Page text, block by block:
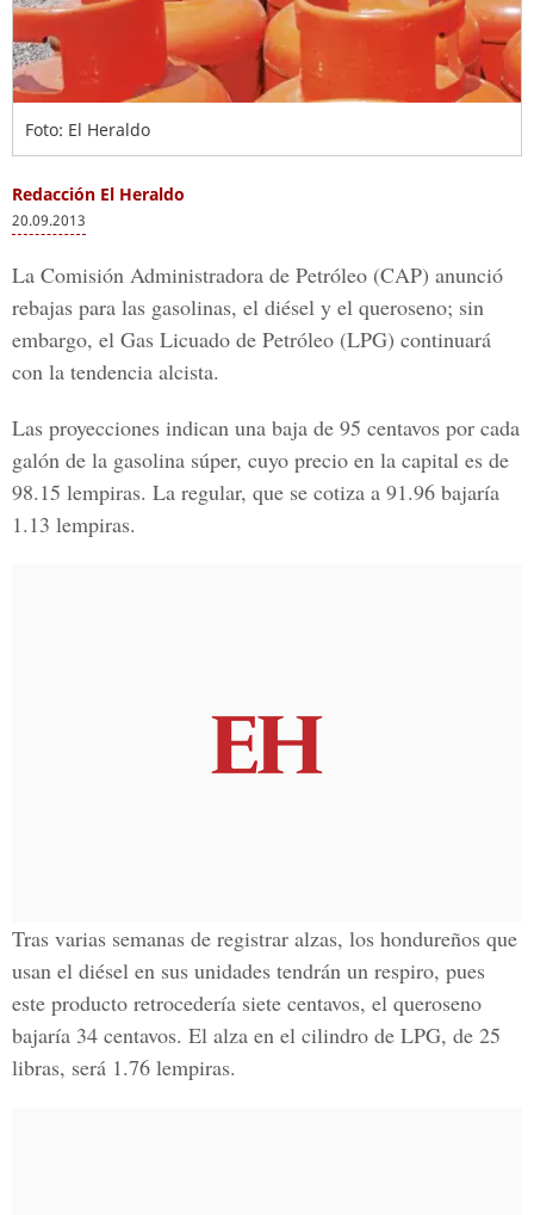
Foto: El Heraldo
Redacción El Heraldo
20.09.2013
La Comisión Administradora de Petróleo (CAP) anunció
rebajas para las gasolinas, el diésel y el queroseno; sin
embargo, el Gas Licuado de Petróleo (LPG) continuará
con la tendencia alcista.
Las proyecciones indican una baja de 95 centavos por cada
galón de la gasolina súper, cuyo precio en la capital es de
98.15 lempiras. La regular, que se cotiza a 91.96 bajaría
1.13 lempiras.
Tras varias semanas de registrar alzas, los hondureños que
usan el diésel en sus unidades tendrán un respiro, pues
este producto retrocedería siete centavos, el queroseno
bajaría 34 centavos. El alza en el cilindro de LPG, de 25
libras, será 1.76 lempiras.